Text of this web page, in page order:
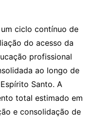
ciclo contínuo de
do acesso da
profissional
ao longo de
Santo. A
total estimado em
e consolidação de